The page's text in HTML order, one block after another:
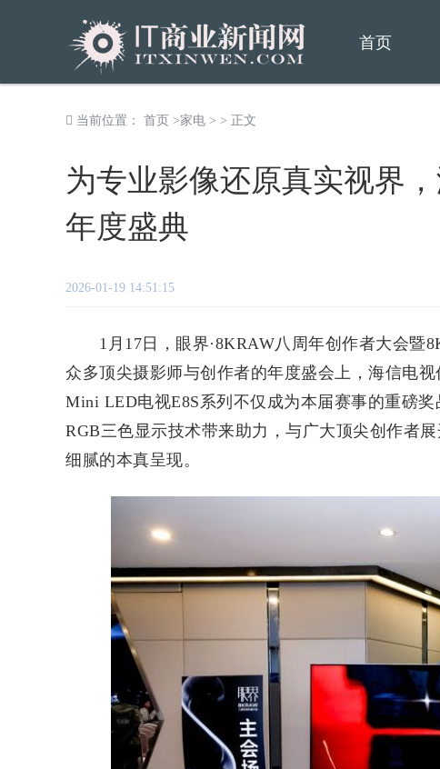
首页
当前位置： 首页 >家电 > > 正文
为专业影像还原真实视界
年度盛典
2026-01-19 14:51:15
1月17日，眼界·8KRAW八周年创作者大会暨
众多顶尖摄影师与创作者的年度盛会上，海信电
Mini LED电视E8S系列不仅成为本届赛事的重磅
RGB三色显示技术带来助力，与广大顶尖创作者
细腻的本真呈现。